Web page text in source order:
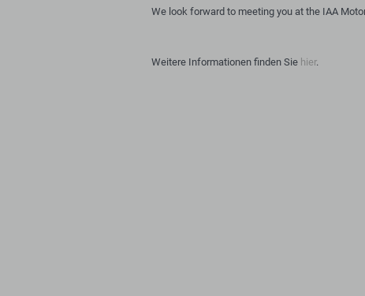
We look forward to meeting you at the IAA
Weitere Informationen finden Sie hier.